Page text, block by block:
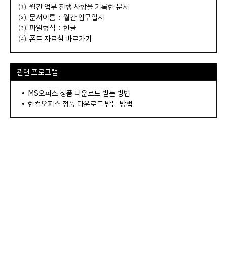
⑴. 월간 업무 진행 사항을 기록한 문서
⑵. 문서이름 : 월간 업무일지
⑶. 파일형식 : 한글
⑷.폰트 자료실 바로가기
관련 프로그램
• MS오피스 정품 다운로드 받는 방법
• 한컴오피스 정품 다운로드 받는 방법